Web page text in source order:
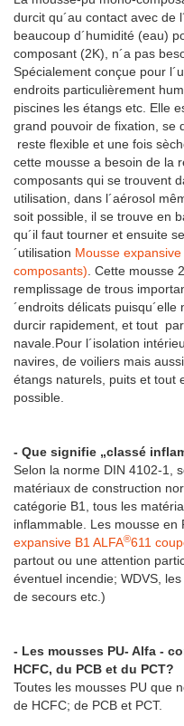
durcit qu´au contact avec de
beaucoup d´humidité (eau)
composant (2K), n´a pas
Spécialement conçue pour
endroits particulièrement
piscines les étangs etc. Elle
grand pouvoir de fixation, se
reste flexible et une fois
cette mousse a besoin de la
composants qui se trouvent
utilisation, dans l´aérosol
soit possible, il se trouve en
qu´il faut tourner et ensuite
´utilisation Mousse expansive
composants) . Cette mousse
remplissage de trous
´endroits délicats
durcir rapidement, et tout
navale.Pour l´isolation
navires, de voiliers mais
étangs naturels, puits et tout
possible.
- Que signifie „classé
Selon la norme DIN 4102-1,
matériaux de construction
catégorie B1, tous les
inflammable. Les mousse en
expansive B1 ALFA®611
partout ou une attention
éventuel incendie; WDVS,
de secours etc.)
- Les mousses PU- Alfa -
HCFC, du PCB et du PCT?
Toutes les mousses PU que
de HCFC; de PCB et PCT.